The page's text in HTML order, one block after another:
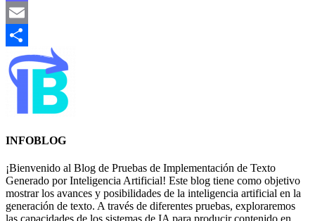
Mastodon
Email
Compartir
INFOBLOG
¡Bienvenido al Blog de Pruebas de Implementación de Texto
Generado por Inteligencia Artificial! Este blog tiene como objetivo
mostrar los avances y posibilidades de la inteligencia artificial en la
generación de texto. A través de diferentes pruebas, exploraremos